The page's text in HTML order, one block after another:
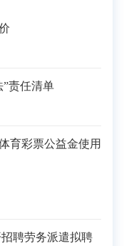
”责任清单
育彩票公益金使用
聘劳务派遣拟聘